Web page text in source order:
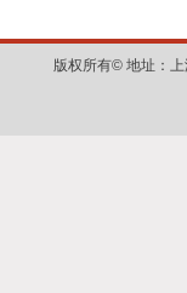
版权所有©地址：上